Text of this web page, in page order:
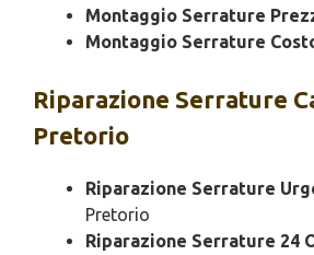
Montaggio Serrature
Montaggio Serrature
Riparazione Serrature
Pretorio
Riparazione Serrature
Pretorio
Riparazione Serrature 24